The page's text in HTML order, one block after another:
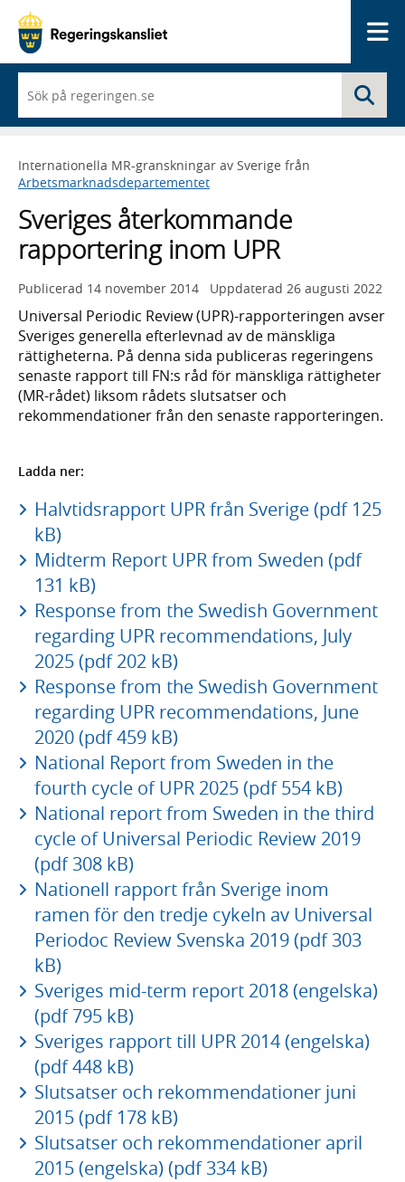
du
börjar
skriva
framträder
en
med
sökförslag
Internationella MR-granskningar av Sverige från
Arbetsmarknadsdepartementet
Sveriges återkommande
rapportering inom UPR
Publicerad 14 november 2014 Uppdaterad 26 augusti 2022
Universal Periodic Review (UPR)-rapporteringen avser
Sveriges generella efterlevnad av de mänskliga
rättigheterna. På denna sida publiceras regeringens
senaste rapport till FN:s råd för mänskliga rättigheter
(MR-rådet) liksom rådets slutsatser och
rekommendationer från den senaste rapporteringen.
Ladda ner:
Halvtidsrapport UPR från Sverige (pdf 125
kB)
Midterm Report UPR from Sweden (pdf
131 kB)
Response from the Swedish Government
regarding UPR recommendations, July
2025 (pdf 202 kB)
Response from the Swedish Government
regarding UPR recommendations, June
2020 (pdf 459 kB)
National Report from Sweden in the
fourth cycle of UPR 2025 (pdf 554 kB)
National report from Sweden in the third
cycle of Universal Periodic Review 2019
(pdf 308 kB)
Nationell rapport från Sverige inom
ramen för den tredje cykeln av Universal
Periodoc Review Svenska 2019 (pdf 303
kB)
Sveriges mid-term report 2018 (engelska)
(pdf 795 kB)
Sveriges rapport till UPR 2014 (engelska)
(pdf 448 kB)
Slutsatser och rekommendationer juni
2015 (pdf 178 kB)
Slutsatser och rekommendationer april
2015 (engelska) (pdf 334 kB)